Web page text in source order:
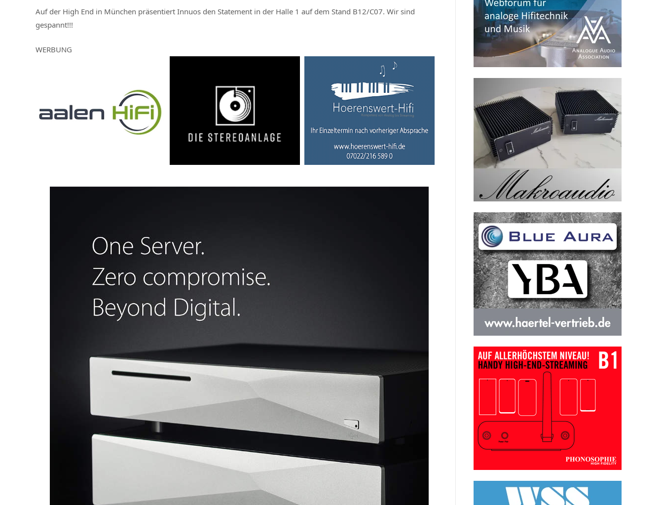
Auf der High End in München präsentiert Innuos den Statement in der Halle 1 auf dem Stand B12/C07. Wir sind
gespannt!!!
WERBUNG